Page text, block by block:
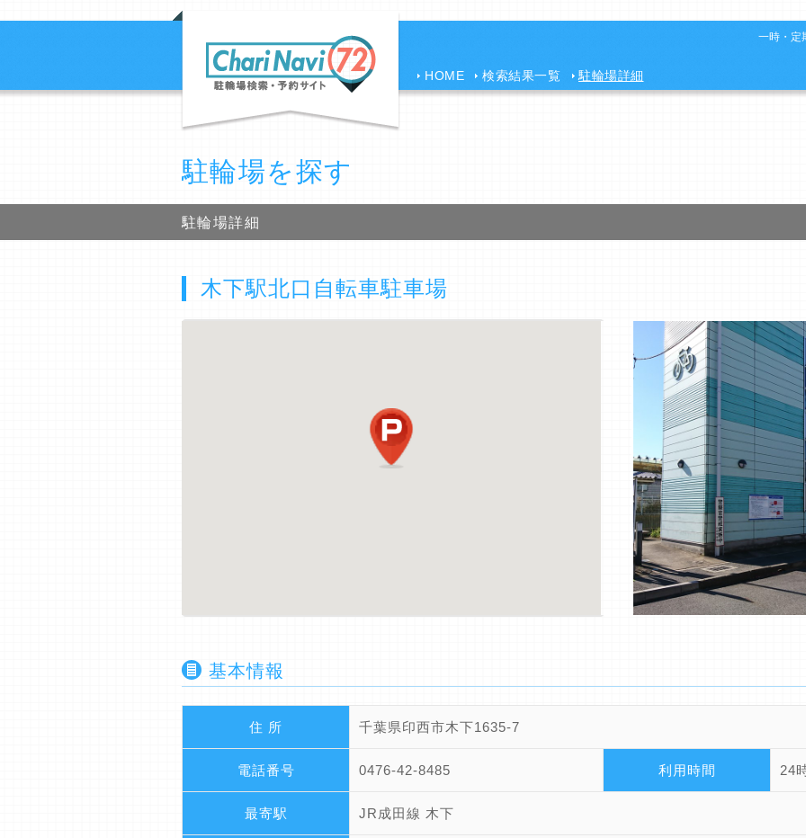
一時・定
HOME 検索結果一覧 駐輪場詳細
駐輪場を探す
駐輪場詳細
木下駅北口自転車駐車場
基本情報
住 所 千葉県印西市木下1635-7
電話番号 0476-42-8485 利用時間 24
最寄駅 JR成田線 木下